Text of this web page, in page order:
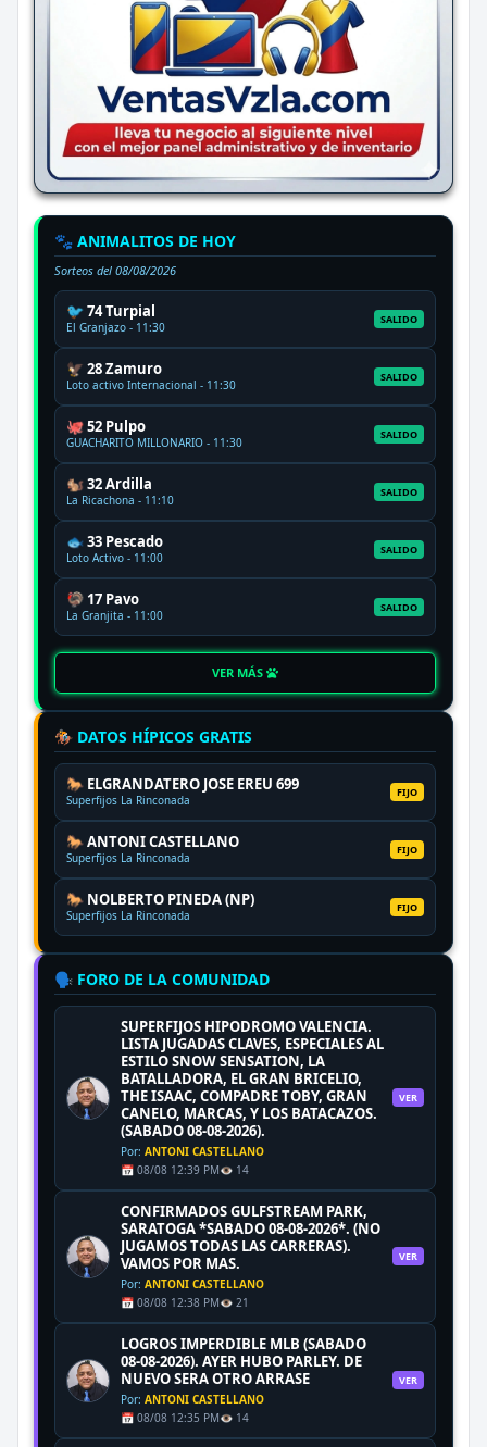
🐾 ANIMALITOS DE HOY
Sorteos del 08/08/2026
🐦 74 Turpial
El Granjazo - 11:30
SALIDO
🦅 28 Zamuro
Loto activo Internacional - 11:30
SALIDO
🐙 52 Pulpo
GUACHARITO MILLONARIO - 11:30
SALIDO
🐿️ 32 Ardilla
La Ricachona - 11:10
SALIDO
🐟 33 Pescado
Loto Activo - 11:00
SALIDO
🦃 17 Pavo
La Granjita - 11:00
SALIDO
VER MÁS
🏇 DATOS HÍPICOS GRATIS
🐎 ELGRANDATERO JOSE EREU 699
Superfijos La Rinconada
FIJO
🐎 ANTONI CASTELLANO
Superfijos La Rinconada
FIJO
🐎 NOLBERTO PINEDA (NP)
Superfijos La Rinconada
FIJO
🗣️ FORO DE LA COMUNIDAD
SUPERFIJOS HIPODROMO VALENCIA.
LISTA JUGADAS CLAVES, ESPECIALES AL
ESTILO SNOW SENSATION, LA
BATALLADORA, EL GRAN BRICELIO,
THE ISAAC, COMPADRE TOBY, GRAN
CANELO, MARCAS, Y LOS BATACAZOS.
(SABADO 08-08-2026).
Por: ANTONI CASTELLANO
📅 08/08 12:39 PM👁️ 14
VER
CONFIRMADOS GULFSTREAM PARK,
SARATOGA *SABADO 08-08-2026*. (NO
JUGAMOS TODAS LAS CARRERAS).
VAMOS POR MAS.
Por: ANTONI CASTELLANO
📅 08/08 12:38 PM👁️ 21
VER
LOGROS IMPERDIBLE MLB (SABADO
08-08-2026). AYER HUBO PARLEY. DE
NUEVO SERA OTRO ARRASE
Por: ANTONI CASTELLANO
📅 08/08 12:35 PM👁️ 14
VER